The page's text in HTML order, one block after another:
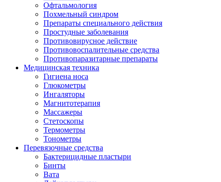
Офтальмология
Похмельный синдром
Препараты специального действия
Простудные заболевания
Противовирусное действие
Противовоспалительные средства
Противопаразитарные препараты
Медицинская техника
Гигиена носа
Глюкометры
Ингаляторы
Магнитотерапия
Массажеры
Стетоскопы
Термометры
Тонометры
Перевязочные средства
Бактерицидные пластыри
Бинты
Вата